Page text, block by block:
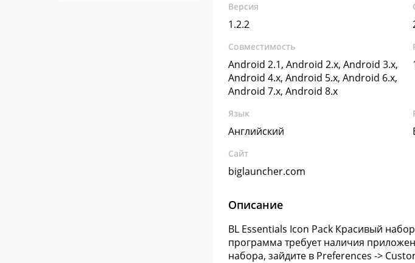
Версия
1.2.2
Совместимость
Android 2.1, Android 2.x, Android 3.x,
Android 4.x, Android 5.x, Android 6.x,
Android 7.x, Android 8.x
Язык
Английский
Сайт
biglauncher.com
Описание
BL Essentials Icon Pack Красивый
программа требует наличия
набора, зайдите в Preferences ->